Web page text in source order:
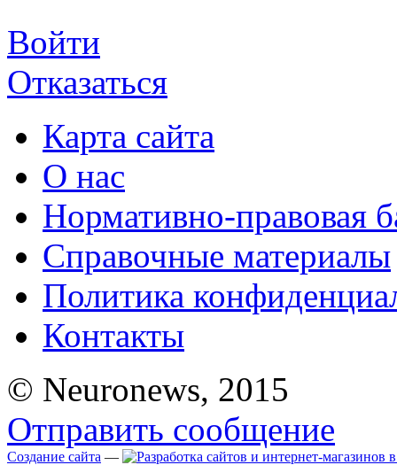
Войти
Отказаться
Карта сайта
О нас
Нормативно-правовая
Справочные материалы
Политика
Контакты
© Neuronews, 2015
Отправить сообщение
Создание сайта —